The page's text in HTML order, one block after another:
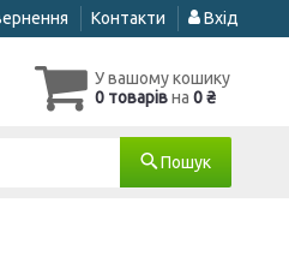
Контакти Вхід
У вашому кошику
0 товарівна 0 ₴
Пошук